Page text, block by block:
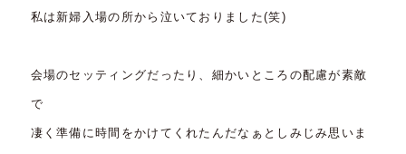
私は新婦入場の所から泣いておりました(笑)
会場のセッティングだったり、細かいところの配慮が素敵
で
凄く準備に時間をかけてくれたんだなぁとしみじみ思いま